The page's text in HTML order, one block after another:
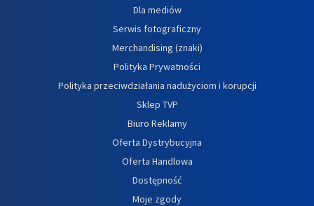
Dla mediów
Serwis fotograficzny
Merchandising (znaki)
Polityka Prywatności
Polityka przeciwdziałania nadużyciom i korupcji
Sklep TVP
Biuro Reklamy
Oferta Dystrybucyjna
Oferta Handlowa
Dostępność
Moje zgody